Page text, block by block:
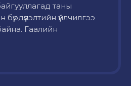
таны
үйлчилгээ
байна. Гаалийн